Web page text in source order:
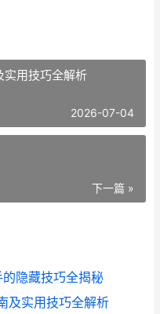
实用技巧全解析
2026-07-04
下一篇 »
隐藏技巧全揭秘
及实用技巧全解析